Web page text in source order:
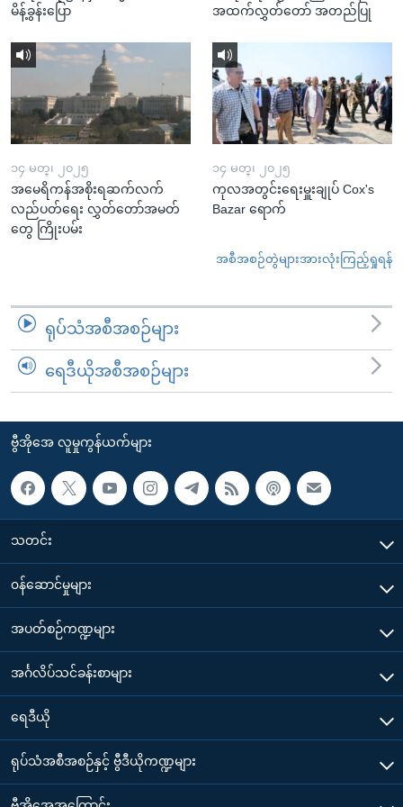
မိန့်ခွန်းပြော
အထက်လွှတ်တော် အတည်ပြု
၁၄ မတ္၊ ၂၀၂၅
အမေရိကန်အစိုးရဆက်လက်
လည်ပတ်ရေး လွှတ်တော်အမတ်
တွေ ကြိုးပမ်း
၁၄ မတ္၊ ၂၀၂၅
ကုလအတွင်းရေးမှူးချုပ် Cox's
Bazar ရောက်
အစီအစဉ်တွဲများအားလုံးကြည့်ရှုရန်
ရုပ်သံအစီအစဉ်များ
ရေဒီယိုအစီအစဉ်များ
ဗွီအိုအေ လူမှုကွန်ယက်များ
သတင်း
၀န်ဆောင်မှုများ
အပတ်စဉ်ကဏ္ဍများ
အင်္ဂလိပ်သင်ခန်းစာများ
ရေဒီယို
ရုပ်သံအစီအစဉ်နှင့် ဗွီဒီယိုကဏ္ဍများ